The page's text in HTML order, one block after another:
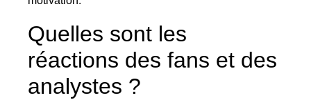
Quelles sont les
réactions des fans et des
analystes ?